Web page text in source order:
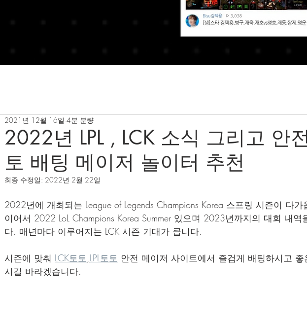
2022년 LPL , LCK 소식 그리고 안
토 배팅 메이저 놀이터 추천
2021년 12월 16일 4분 분량
최종 수정일: 2022년 2월 22일
2022년에 개최되는 League of Legends Champions Korea 스프링 시즌이 다가
이어서 2022 LoL Champions Korea Summer 있으며 2023년까지의 대회 내역
다. 매년마다 이루어지는 LCK 시즌 기대가 큽니다.
시즌에 맞춰 LCK토토,LPL토토 안전 메이저 사이트에서 즐겁게 배팅하시고
시길 바라겠습니다.